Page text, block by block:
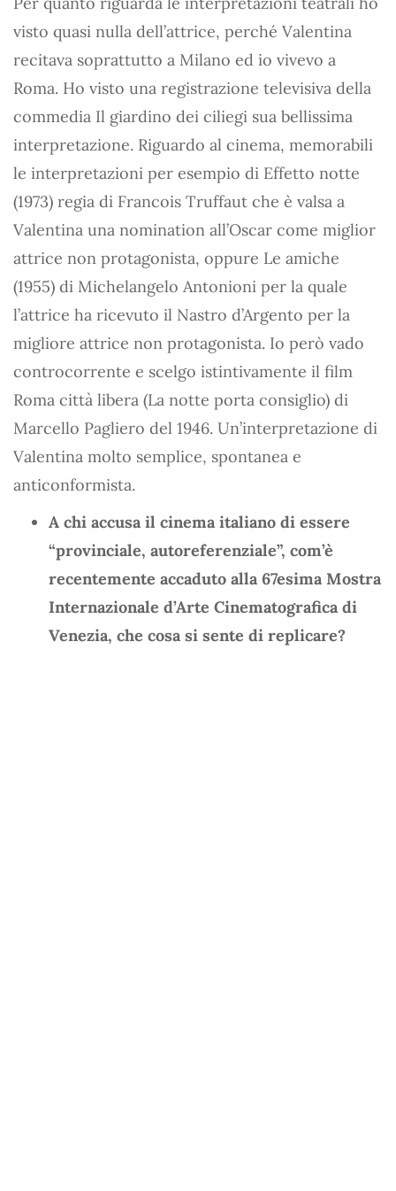
visto quasi nulla dell’attrice, perché Valentina
recitava soprattutto a Milano ed io vivevo a
Roma. Ho visto una registrazione televisiva della
commedia Il giardino dei ciliegi sua bellissima
interpretazione. Riguardo al cinema, memorabili
le interpretazioni per esempio di Effetto notte
(1973) regia di Francois Truffaut che è valsa a
Valentina una nomination all’Oscar come miglior
attrice non protagonista, oppure Le amiche
(1955) di Michelangelo Antonioni per la quale
l’attrice ha ricevuto il Nastro d’Argento per la
migliore attrice non protagonista. Io però vado
controcorrente e scelgo istintivamente il film
Roma città libera (La notte porta consiglio) di
Marcello Pagliero del 1946. Un’interpretazione di
Valentina molto semplice, spontanea e
anticonformista.
A chi accusa il cinema italiano di essere
“provinciale, autoreferenziale”, com’è
recentemente accaduto alla 67esima Mostra
Internazionale d’Arte Cinematografica di
Venezia, che cosa si sente di replicare?